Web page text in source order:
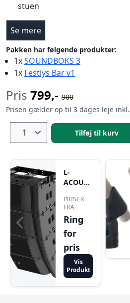
stuen
Se mere
Pakken har følgende produkter:
1xSOUNDBOKS 3
1x Festlys Bar v1
Pris 799,- 900
Prisen gælder op til 3 dages leje
Tilføj til kurv
L-
ACOUSTICS
PRISER
FRA
Ring
for
pris
Vis
Produkt